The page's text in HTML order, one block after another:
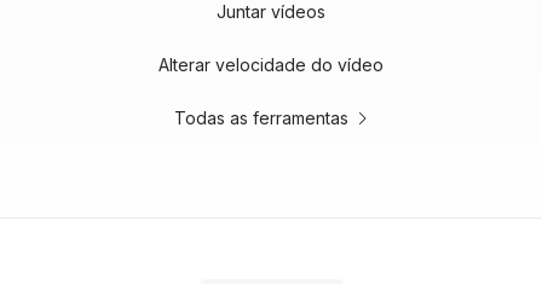
Juntar vídeos
Alterar velocidade do vídeo
Todas as ferramentas